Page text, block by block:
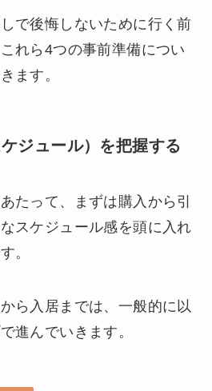
で後悔しないために行く前
れら4つの事前準備につい
ます。
ジュール）を把握する
たって、まずは購入から引
スケジュール感を頭に入れ
。
ら入居までは、一般的に以
進んでいきます。